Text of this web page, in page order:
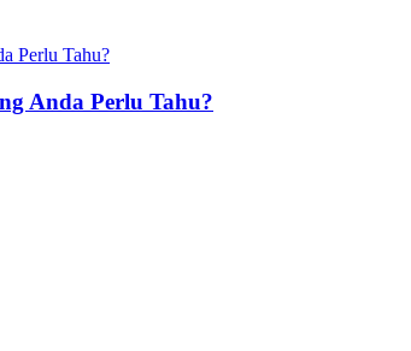
Anda Perlu Tahu?